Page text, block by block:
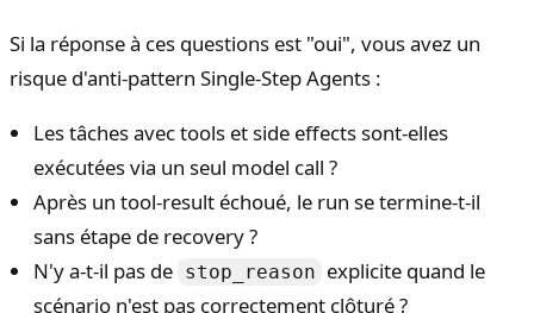
Si la réponse à ces questions est "oui", vous avez un
risque d'anti-pattern Single-Step Agents :
Les tâches avec tools et side effects sont-elles
exécutées via un seul model call ?
Après un tool-result échoué, le run se termine-t-il
sans étape de recovery ?
N'y a-t-il pas de stop_reason explicite quand le
scénario n'est pas correctement clôturé ?